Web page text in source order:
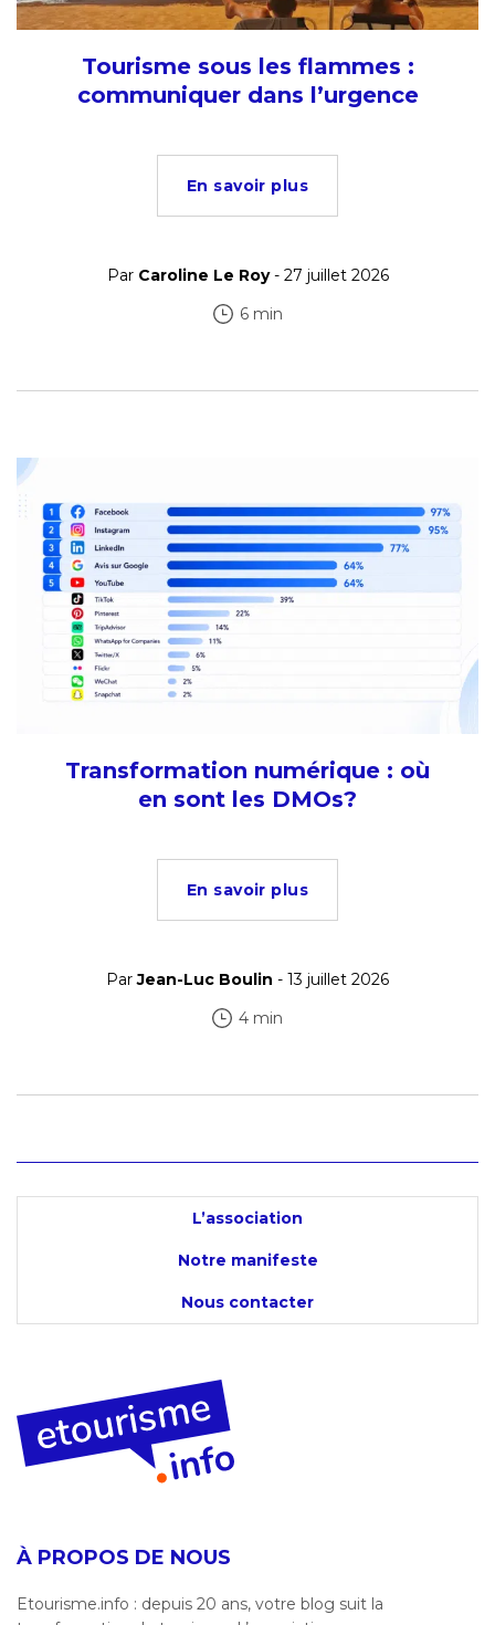
Tourisme sous les flammes :
communiquer dans l’urgence
En savoir plus
Par Caroline Le Roy- 27 juillet 2026
6 min
Transformation numérique : où
en sont les DMOs?
En savoir plus
ParJean-Luc Boulin - 13 juillet 2026
4 min
L’association
Notre manifeste
Nous contacter
À PROPOS DE NOUS
Etourisme.info : depuis 20 ans, votre blog suit la